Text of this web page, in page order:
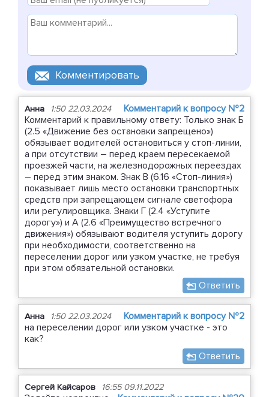
Анна 1:50 22.03.2024
Комментарий к вопросу №2
Комментарий к правильному ответу: Только знак Б
(2.5 «Движение без остановки запрещено»)
обязывает водителей остановиться у стоп-линии,
а при отсутствии – перед краем пересекаемой
проезжей части, на железнодорожных переездах
– перед этим знаком. Знак В (6.16 «Стоп-линия»)
показывает лишь место остановки транспортных
средств при запрещающем сигнале светофора
или регулировщика. Знаки Г (2.4 «Уступите
дорогу») и А (2.6 «Преимущество встречного
движения») обязывают водителя уступить дорогу
при необходимости, соответственно на
переселении дорог или узком участке, не требуя
при этом обязательной остановки.
Ответить
Анна 1:50 22.03.2024
Комментарий к вопросу №2
на переселении дорог или узком участке - это
как?
Ответить
Сергей Кайсаров 16:55 09.11.2022